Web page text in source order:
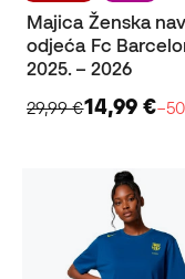
Majica Ženska
odjeća Fc
2025. – 2026
29,99 €14,99 €